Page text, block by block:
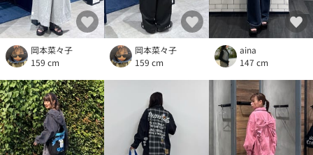
岡本菜々子
159 cm
岡本菜々子
159 cm
aina
147 cm